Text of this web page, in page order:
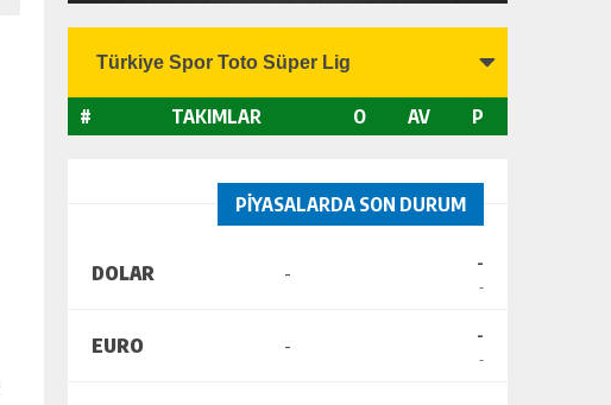
# TAKIMLAR O AV P
PİYASALARDA SON DURUM
DOLAR - -
-
EURO - -
-